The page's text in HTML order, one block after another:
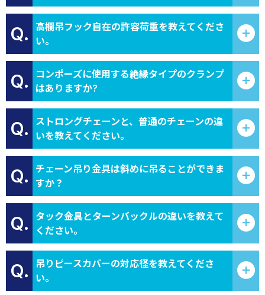
Q.
高欄吊フック自在の許容荷重を教えてくださ
い。
Q.
コンポーズに使用する絶縁タイプのクランプ
はありますか?
Q.
ストロングチェーンと、普通のチェーンの違
いを教えてください。
Q.
チェーン吊り金具は斜めに吊ることができま
すか？
Q.
タック金具とターンバックルの違いを教えて
ください。
Q.
吊りピースカバーの対応径を教えてくださ
い。